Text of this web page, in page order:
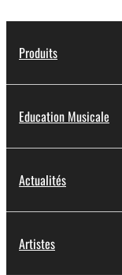
Produits
Education Musicale
Actualités
Artistes